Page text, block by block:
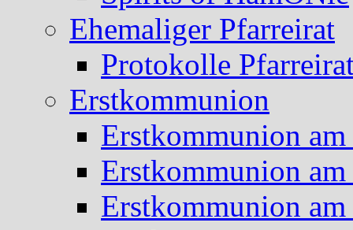
Ehemaliger Pfarreirat
Protokolle
Erstkommunion
Erstkommunion
Erstkommunion
Erstkommunion